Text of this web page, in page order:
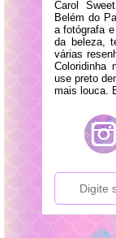
Carol
Belém do
a fotógrafa
da beleza,
várias
Coloridinha
use preto
mais louca.